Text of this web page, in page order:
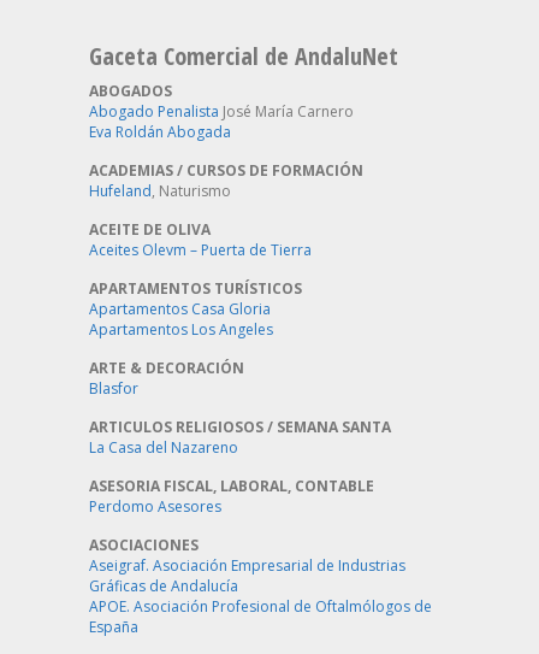
Gaceta Comercial de AndaluNet
ABOGADOS
Abogado Penalista José María Carnero
Eva Roldán Abogada
ACADEMIAS / CURSOS DE FORMACIÓN
Hufeland, Naturismo
ACEITE DE OLIVA
Aceites Olevm – Puerta de Tierra
APARTAMENTOS TURÍSTICOS
Apartamentos Casa Gloria
Apartamentos Los Angeles
ARTE & DECORACIÓN
Blasfor
ARTICULOS RELIGIOSOS / SEMANA SANTA
La Casa del Nazareno
ASESORIA FISCAL, LABORAL, CONTABLE
Perdomo Asesores
ASOCIACIONES
Aseigraf. Asociación Empresarial de Industrias
Gráficas de Andalucía
APOE. Asociación Profesional de Oftalmólogos de
España